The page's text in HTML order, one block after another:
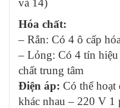
và 14)
Hóa chất:
– Rắn: Có 4 ô cấp
– Lỏng: Có 4 tín
chất trung tâm
Điện áp: Có thể hoạt
khác nhau – 220 V